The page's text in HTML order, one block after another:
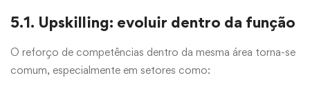
5.1. Upskilling: evoluir dentro da função
O reforço de competências dentro da mesma área torna-se
comum, especialmente em setores como: